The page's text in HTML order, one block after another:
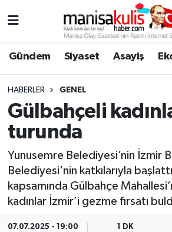
Gündem Siyaset Asayiş
HABERLER GENEL
Gülbahçeli
turunda
Yunusemre Belediyesi’nin İzmir
Belediyesi'nin katkılarıyla
kapsamında Gülbahçe
kadınlar İzmir’i gezme fırsatı
07.07.2025 - 19:00 1 DK
Ege Haberleri
Ekonomi
Genel
Gündem
Resmi İlan
Siyaset
Yunusemre Hava Durumu
Yunusemre Trafik Yoğunluk
Süper Lig Puan Durumu ve
Tüm Manşetler
Son Dakika Haberleri
Haber Arşivi